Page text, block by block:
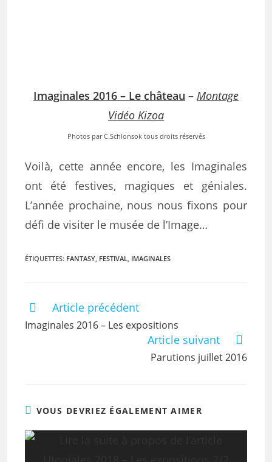
Imaginales 2016 – Le château – Montage
Vidéo Kizoa
Photos par C.Schlonsok tous droits réservés
Voilà, cette année encore, les Imaginales
ont été festives, magiques et géniales.
L’année prochaine, nous nous fixons pour
défi de visiter le musée de l’Image…
ÉTIQUETTES: FANTASY, FESTIVAL, IMAGINALES
Article précédent
Imaginales 2016 – Les expositions
Article suivant
Parutions juillet 2016
VOUS DEVRIEZ ÉGALEMENT AIMER